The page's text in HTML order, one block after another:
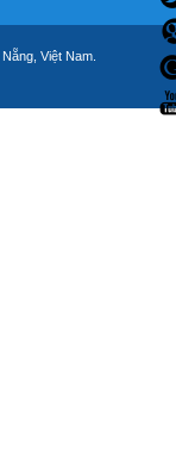
Việt Nam.